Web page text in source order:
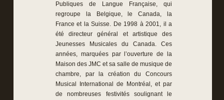
Publiques de Langue Française, qui
regroupe la Belgique, le Canada, la
France et la Suisse. De 1998 à 2001, il a
été directeur général et artistique des
Jeunesses Musicales du Canada. Ces
années, marquées par l’ouverture de la
Maison des JMC et sa salle de musique de
chambre, par la création du Concours
Musical International de Montréal, et par
de nombreuses festivités soulignant le